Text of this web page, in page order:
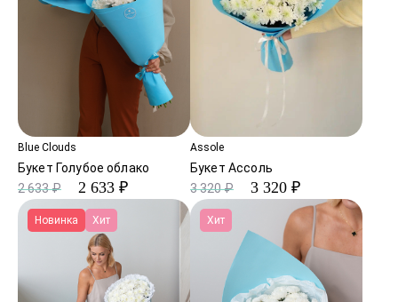
Blue Clouds
Букет Голубое облако
2 633 ₽
2 633 ₽
Assole
Букет Ассоль
3 320 ₽
3 320 ₽
Новинка Хит Хит